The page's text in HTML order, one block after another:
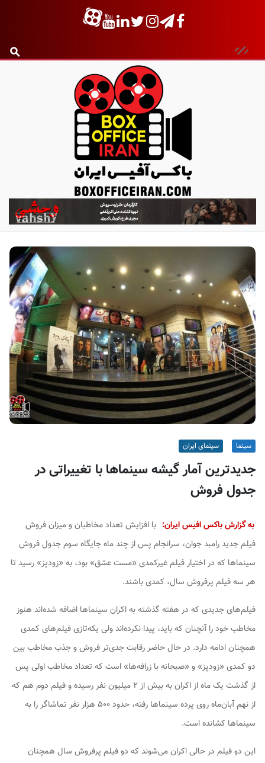
ب
ا
ک
س
ف
ی
س
ا
ی
ر
ا
ن
سینما سینمای ایران
جدیدترین آمار گیشه سینماها با تغییراتی در
جدول فروش
به گزارش باکس افیس ایران: با افزایش تعداد مخاطبان و میزان فروش
فیلم جدید رامبد جوان، سرانجام پس از چند ماه جایگاه سوم جدول فروش
سینماها که در اختیار فیلم غیرکمدی «مست عشق» بود، به «زودپز» رسید تا
هر سه فیلم پرفروش سال، کمدی باشند.
فیلم‌های جدیدی که در هفته گذشته به اکران سینماها اضافه شده‌اند هنوز
مخاطب خود را آنچنان که باید، پیدا نکرده‌اند ولی یکه‌تازی فیلم‌های کمدی
همچنان ادامه دارد. در حال حاضر رقابت جدی‌تر فروش و جذب مخاطب بین
دو کمدی «زودپز» و «صبحانه با زرافه‌ها» است که تعداد مخاطب اولی پس
از گذشت یک ماه از اکران به بیش از ۲ میلیون نفر رسیده و فیلم دوم هم که
از نهم آبان‌ماه روی پرده سینماها رفته، حدود ۵۰۰ هزار نفر تماشاگر را به
سینماها کشانده است.
این دو فیلم در حالی اکران می‌شوند که دو فیلم پرفروش سال همچنان